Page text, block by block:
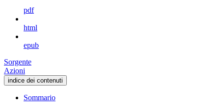
pdf
html
epub
Sorgente
Azioni
indice dei contenuti
Sommario